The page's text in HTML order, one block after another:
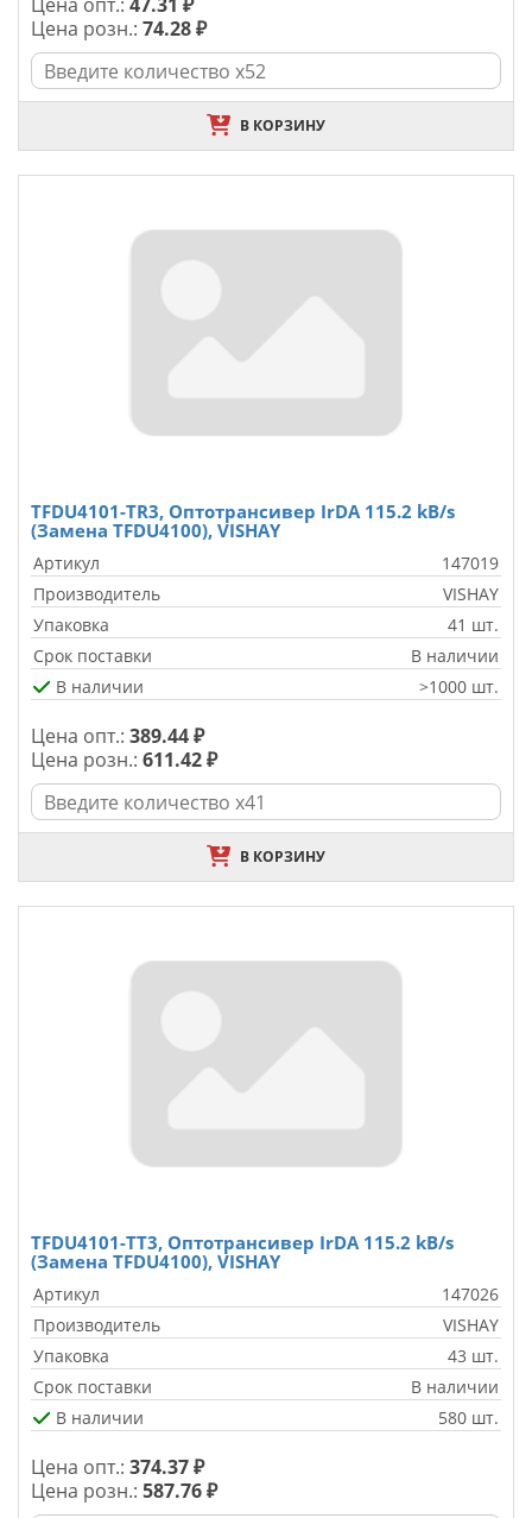
Цена розн.: 74.28 ₽
В КОРЗИНУ
TFDU4101-TR3, Оптотрансивер IrDA 115.2 kB/s
(Замена TFDU4100), VISHAY
Артикул
147019
Производитель
VISHAY
Упаковка
41 шт.
Срок поставки
В наличии
В наличии
>1000 шт.
Цена опт.: 389.44 ₽
Цена розн.: 611.42 ₽
В КОРЗИНУ
TFDU4101-TT3, Оптотрансивер IrDA 115.2 kB/s
(Замена TFDU4100), VISHAY
Артикул
147026
Производитель
VISHAY
Упаковка
43 шт.
Срок поставки
В наличии
В наличии
580 шт.
Цена опт.: 374.37 ₽
Цена розн.: 587.76 ₽